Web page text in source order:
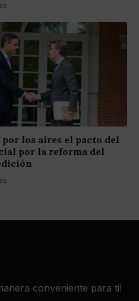
por los aires el pacto del
por la reforma del
conveniente para ti!